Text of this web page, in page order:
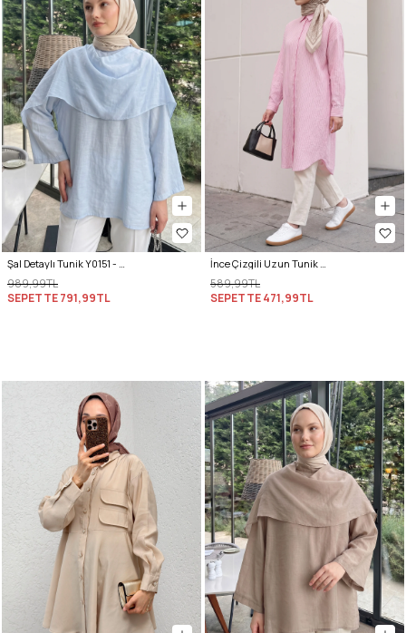
Şal Detaylı Tunik Y0151 - BEBE MAVİSİ
989,99TL
SEPETTE791,99TL
İnce Çizgili Uzun Tunik 3131 - AÇIK PEMBE
589,99TL
SEPETTE471,99TL